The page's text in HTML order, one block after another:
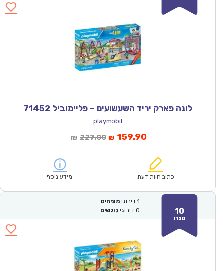
לונה פארק יריד השעשועים – פליימוביל 71452
playmobil
₪ 227.00המחיר
₪227.00.
₪ 159.90המחיר
הוא:
כתוב חוות דעת מידע נוסף
10
מצוין
1 דירוגי מומחים
0 דירוגי גולשים